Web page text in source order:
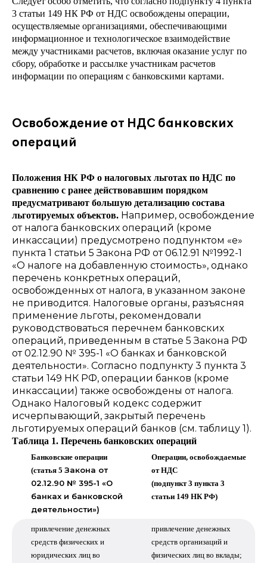
3 статьи 149 НК РФ от НДС освобождены операции,
осуществляемые организациями, обеспечивающими
информационное и технологическое взаимодействие
между участниками расчетов, включая оказание услуг по
сбору, обработке и рассылке участникам расчетов
информации по операциям с банковскими картами.
Освобождение от НДС банковских
операций
Положения НК РФ о налоговых льготах по НДС по
сравнению с ранее действовавшим порядком
предусматривают большую детализацию состава
льготируемых объектов. Например, освобождение
от налога банковских операций (кроме
инкассации) предусмотрено подпунктом «е»
пункта 1 статьи 5 Закона РФ от 06.12.91 №1992-1
«О налоге на добавленную стоимость», однако
перечень конкретных операций,
освобожденных от налога, в указанном законе
не приводится. Налоговые органы, разъясняя
применение льготы, рекомендовали
руководствоваться перечнем банковских
операций, приведенным в статье 5 Закона РФ
от 02.12.90 № 395-1 «О банках и банковской
деятельности». Согласно подпункту 3 пункта 3
статьи 149 НК РФ, операции банков (кроме
инкассации) также освобождены от налога.
Однако Налоговый кодекс содержит
исчерпывающий, закрытый перечень
льготируемых операций банков (см. таблицу 1).
Таблица 1. Перечень банковских операций
Банковские операции
(статья 5 Закона от
02.12.90 № 395-1 «О
банках и банковской
деятельности»)
Операции, освобождаемые
от НДС
(подпункт 3 пункта 3
статьи 149 НК РФ)
привлечение денежных
средств физических и
юридических лиц во
привлечение денежных
средств организаций и
физических лиц во вклады;